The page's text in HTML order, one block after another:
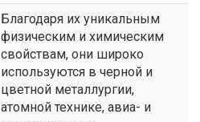
Благодаря их уникальным
физическим и химическим
свойствам, они широко
используются в черной и
цветной металлургии,
атомной технике, авиа- и